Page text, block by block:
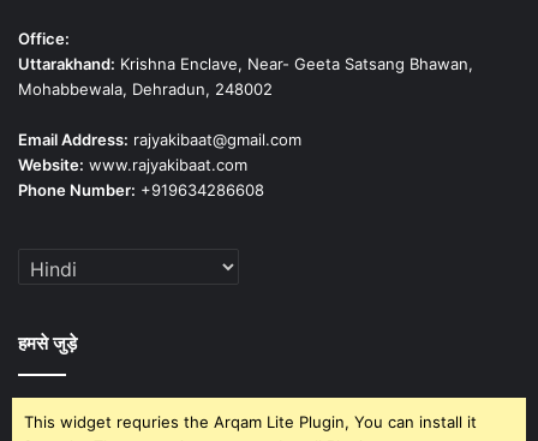
Office:
Uttarakhand: Krishna Enclave, Near- Geeta Satsang Bhawan,
Mohabbewala, Dehradun, 248002
Email Address: rajyakibaat@gmail.com
Website: www.rajyakibaat.com
Phone Number: +919634286608
हमसे जुड़े
This widget requries the Arqam Lite Plugin, You can install it